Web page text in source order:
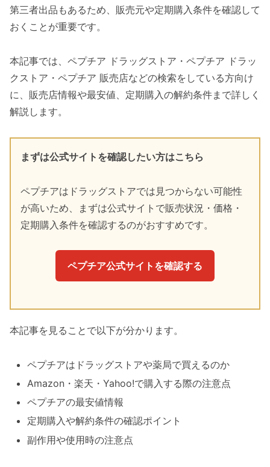
第三者出品もあるため、販売元や定期購入条件を確認して
おくことが重要です。
本記事では、ペプチア ドラッグストア・ペプチア ドラッ
クストア・ペプチア 販売店などの検索をしている方向け
に、販売店情報や最安値、定期購入の解約条件まで詳しく
解説します。
まずは公式サイトを確認したい方はこちら
ペプチアはドラッグストアでは見つからない可能性
が高いため、まずは公式サイトで販売状況・価格・
定期購入条件を確認するのがおすすめです。
ペプチア公式サイトを確認する
本記事を見ることで以下が分かります。
ペプチアはドラッグストアや薬局で買えるのか
Amazon・楽天・Yahoo!で購入する際の注意点
ペプチアの最安値情報
定期購入や解約条件の確認ポイント
副作用や使用時の注意点